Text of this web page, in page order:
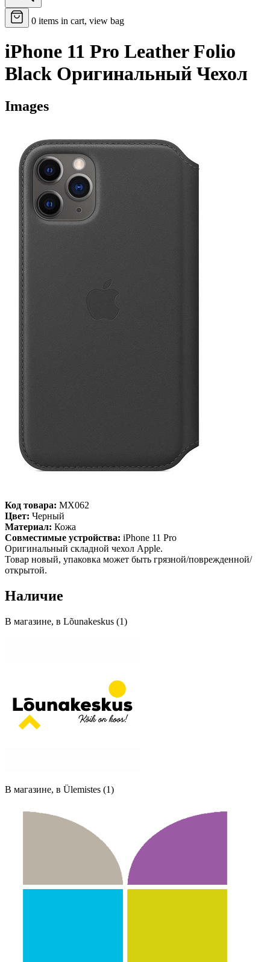
0 items in cart, view bag
iPhone 11 Pro Leather Folio
Black Оригинальный Чехол
Images
Код товара: MX062
Цвет: Черный
Материал: Кожа
Совместимые устройства: iPhone 11 Pro
Оригинальный складной чехол Apple.
Товар новый, упаковка может быть грязной/поврежденной/
открытой.
Наличие
В магазине, в Lõunakeskus (1)
В магазине, в Ülemistes (1)